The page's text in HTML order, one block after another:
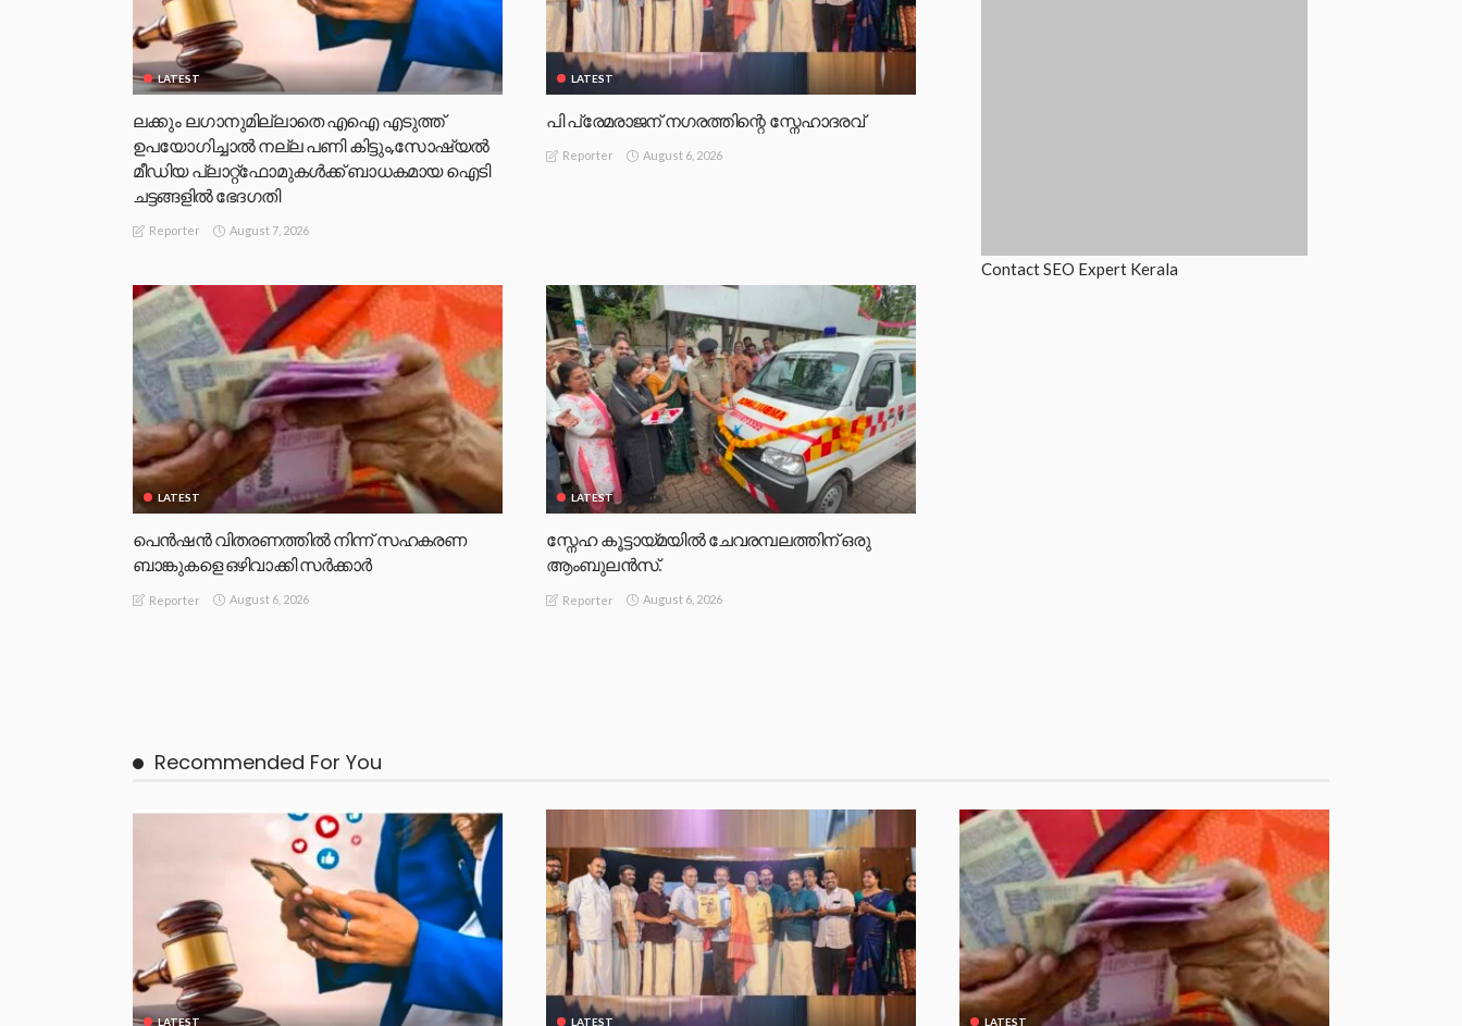
LATEST
ലക്കും ലഗാനുമില്ലാതെ എഐ എടുത്ത്
ഉപയോഗിച്ചാല്‍ നല്ല പണി കിട്ടും,സോഷ്യല്‍
മീഡിയ പ്ലാറ്റ്‌ഫോമുകള്‍ക്ക് ബാധകമായ ഐടി
ചട്ടങ്ങളില്‍ ഭേദഗതി
Reporter August 7, 2026
LATEST
പി പ്രേമരാജന് നഗരത്തിന്റെ സ്നേഹാദരവ്
Reporter August 6, 2026
LATEST
പെൻഷൻ വിതരണത്തിൽ നിന്ന് സഹകരണ
ബാങ്കുകളെ ഒഴിവാക്കി സർക്കാർ
Reporter August 6, 2026
LATEST
സ്നേഹ കൂട്ടായ്മയിൽ ചേവരമ്പലത്തിന് ഒരു
ആംബുലൻസ്.
Reporter August 6, 2026
Recommended For You
LATEST LATEST LATEST